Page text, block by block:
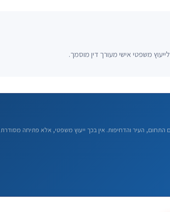
משפטי אישי מעורך דין מוסמך.
העיר והדחיפות. אין בכך ייעוץ משפטי, אלא פתיחה מסודרת